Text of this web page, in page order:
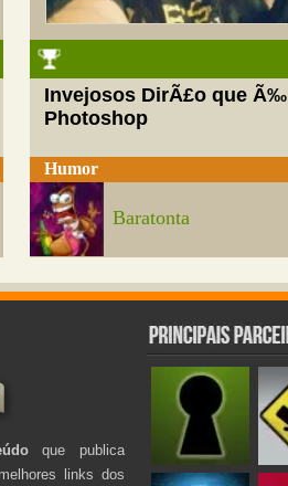
Invejosos DirÃ£o que Ã‰
Photoshop
Humor
Baratonta
que publica
links dos